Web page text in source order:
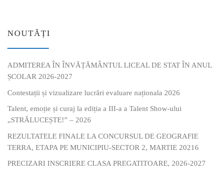
NOUTĂȚI
ADMITEREA ÎN ÎNVĂȚĂMÂNTUL LICEAL DE STAT ÎN ANUL
ȘCOLAR 2026-2027
Contestații și vizualizare lucrări evaluare naționala 2026
Talent, emoție și curaj la ediția a III-a a Talent Show-ului
„STRĂLUCEȘTE!” – 2026
REZULTATELE FINALE LA CONCURSUL DE GEOGRAFIE
TERRA, ETAPA PE MUNICIPIU-SECTOR 2, MARTIE 20216
PRECIZARI INSCRIERE CLASA PREGATITOARE, 2026-2027